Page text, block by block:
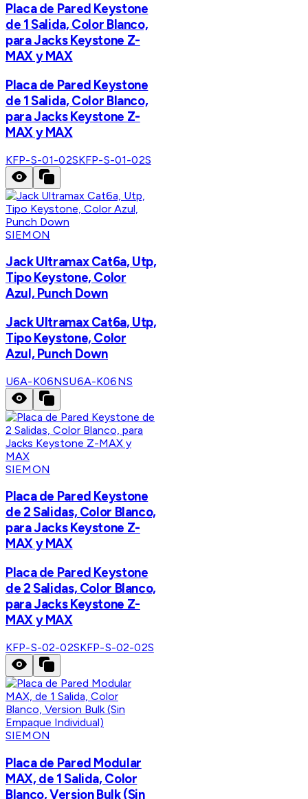
Placa de Pared Keystone
de 1 Salida, Color Blanco,
para Jacks Keystone Z-
MAX y MAX
Placa de Pared Keystone
de 1 Salida, Color Blanco,
para Jacks Keystone Z-
MAX y MAX
KFP-S-01-02SKFP-S-01-02S
SIEMON
Jack Ultramax Cat6a, Utp,
Tipo Keystone, Color
Azul, Punch Down
Jack Ultramax Cat6a, Utp,
Tipo Keystone, Color
Azul, Punch Down
U6A-K06NSU6A-K06NS
SIEMON
Placa de Pared Keystone
de 2 Salidas, Color Blanco,
para Jacks Keystone Z-
MAX y MAX
Placa de Pared Keystone
de 2 Salidas, Color Blanco,
para Jacks Keystone Z-
MAX y MAX
KFP-S-02-02SKFP-S-02-02S
SIEMON
Placa de Pared Modular
MAX, de 1 Salida, Color
Blanco, Version Bulk (Sin